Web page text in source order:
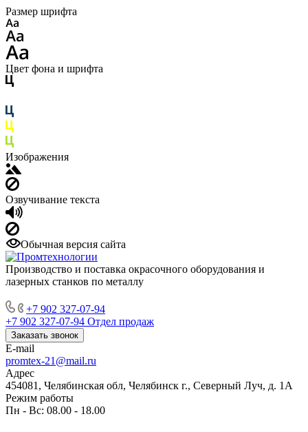
Размер шрифта
Цвет фона и шрифта
Изображения
Озвучивание текста
Обычная версия сайта
Производство и поставка окрасочного оборудования и
лазерных станков по металлу
+7 902 327-07-94
+7 902 327-07-94 Отдел продаж
Заказать звонок
E-mail
promtex-21@mail.ru
Адрес
454081, Челябинская обл, Челябинск г., Северный Луч, д. 1А
Режим работы
Пн - Вс: 08.00 - 18.00